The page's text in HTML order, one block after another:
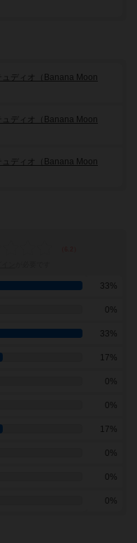
ディオ（Banana Moon
ディオ（Banana Moon
ディオ（Banana Moon
33%
0%
33%
17%
0%
0%
17%
0%
0%
0%